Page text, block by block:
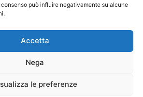
può influire negativamente su alcune
Accetta
Nega
le preferenze